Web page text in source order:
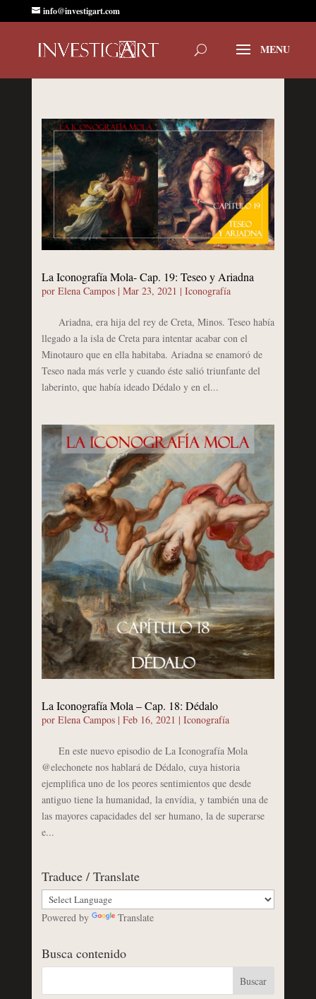
info@investigart.com
La Iconografía Mola- Cap. 19: Teseo y Ariadna
por Elena Campos| Mar 23, 2021 | Iconografía
Ariadna, era hija del rey de Creta, Minos. Teseo había
llegado a la isla de Creta para intentar acabar con el
Minotauro que en ella habitaba. Ariadna se enamoró de
Teseo nada más verle y cuando éste salió triunfante del
laberinto, que había ideado Dédalo y en el...
La Iconografía Mola – Cap. 18: Dédalo
por Elena Campos| Feb 16, 2021 | Iconografía
En este nuevo episodio de La Iconografía Mola
@elechonete nos hablará de Dédalo, cuya historia
ejemplifica uno de los peores sentimientos que desde
antiguo tiene la humanidad, la envídia, y también una de
las mayores capacidades del ser humano, la de superarse
e...
Traduce / Translate
Powered by Translate
Busca contenido